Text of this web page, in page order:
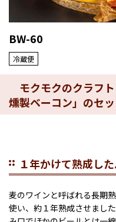
BW-60
冷蔵便
モクモクのクラフ
燻製ベーコン」のセ
１年かけて熟成し
麦のワインと呼ばれる長期
使い、約１年熟成させまし